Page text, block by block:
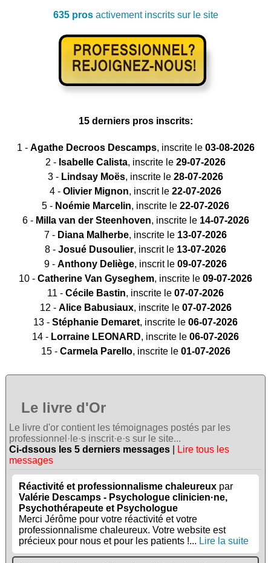
635 prosactivement inscrits sur le site
15 derniers pros inscrits:
1 - Agathe Decroos Descamps, inscrite le 03-08-2026
2 - Isabelle Calista, inscrite le 29-07-2026
3 - Lindsay Moës, inscrite le 28-07-2026
4 - Olivier Mignon, inscrit le 22-07-2026
5 - Noémie Marcelin, inscrite le 22-07-2026
6 - Milla van der Steenhoven, inscrite le 14-07-2026
7 - Diana Malherbe, inscrite le 13-07-2026
8 - Josué Dusoulier, inscrit le 13-07-2026
9 - Anthony Deliège, inscrit le 09-07-2026
10 - Catherine Van Gyseghem, inscrite le 09-07-2026
11 - Cécile Bastin, inscrite le 07-07-2026
12 - Alice Babusiaux, inscrite le 07-07-2026
13 - Stéphanie Demaret, inscrite le 06-07-2026
14 - Lorraine LEONARD, inscrite le 06-07-2026
15 - Carmela Parello, inscrite le 01-07-2026
Le livre d'Or
Le livre d'or contient les témoignages postés par les
professionnel·le·s inscrit·e·s sur le site...
Ci-dssous les 5 derniers messages
Lire tous les
messages
Réactivité et professionnalisme chaleureux par
Valérie Descamps - Psychologue clinicien·ne,
Psychothérapeute et Psychologue
Merci Jérôme pour votre réactivité et votre
professionnalisme chaleureux. Votre website est
précieux pour nous et pour les patients !... Lire la suite